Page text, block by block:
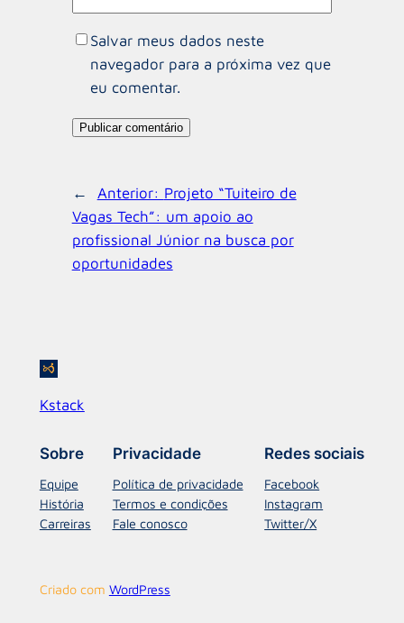
Salvar meus dados neste
navegador para a próxima vez que
eu comentar.
← Anterior: Projeto “Tuiteiro de
Vagas Tech”: um apoio ao
profissional Júnior na busca por
oportunidades
Kstack
Sobre
Equipe
História
Carreiras
Privacidade
Política de privacidade
Termos e condições
Fale conosco
Redes sociais
Facebook
Instagram
Twitter/X
Criado com WordPress